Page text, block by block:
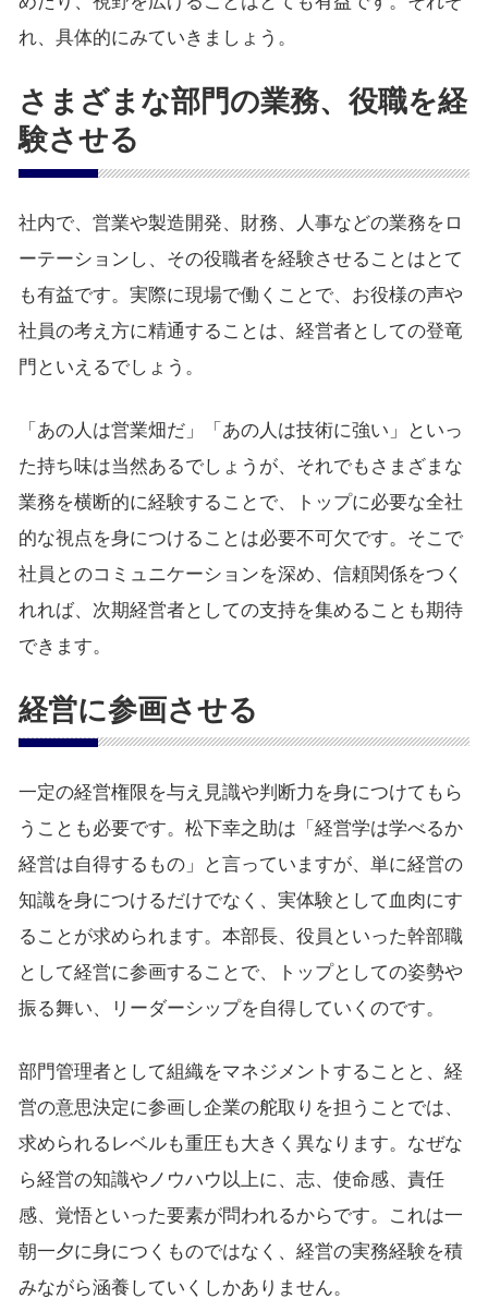
れ、具体的にみていきましょう。
さまざまな部門の業務、役職を経
験させる
社内で、営業や製造開発、財務、人事などの業務をロ
ーテーションし、その役職者を経験させることはとて
も有益です。実際に現場で働くことで、お役様の声や
社員の考え方に精通することは、経営者としての登竜
門といえるでしょう。
「あの人は営業畑だ」「あの人は技術に強い」といっ
た持ち味は当然あるでしょうが、それでもさまざまな
業務を横断的に経験することで、トップに必要な全社
的な視点を身につけることは必要不可欠です。そこで
社員とのコミュニケーションを深め、信頼関係をつく
れれば、次期経営者としての支持を集めることも期待
できます。
経営に参画させる
一定の経営権限を与え見識や判断力を身につけてもら
うことも必要です。松下幸之助は「経営学は学べるか
経営は自得するもの」と言っていますが、単に経営の
知識を身につけるだけでなく、実体験として血肉にす
ることが求められます。本部長、役員といった幹部職
として経営に参画することで、トップとしての姿勢や
振る舞い、リーダーシップを自得していくのです。
部門管理者として組織をマネジメントすることと、経
営の意思決定に参画し企業の舵取りを担うことでは、
求められるレベルも重圧も大きく異なります。なぜな
ら経営の知識やノウハウ以上に、志、使命感、責任
感、覚悟といった要素が問われるからです。これは一
朝一夕に身につくものではなく、経営の実務経験を積
みながら涵養していくしかありません。